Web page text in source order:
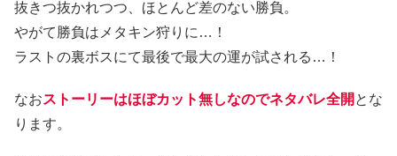
抜きつ抜かれつつ、ほとんど差のない勝負。
やがて勝負はメタキン狩りに…！
ラストの裏ボスにて最後で最大の運が試される…！
なおストーリーはほぼカット無しなのでネタバレ全開 とな
ります。